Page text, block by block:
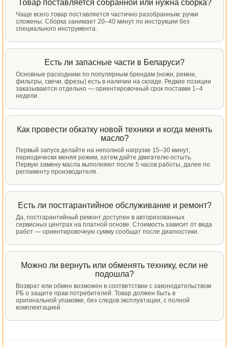
Товар поставляется собранной или нужна сборка?
Чаще всего товар поставляется частично разобранным: ручки
сложены. Сборка занимает 20–40 минут по инструкции без
специального инструмента.
Есть ли запасные части в Беларуси?
Основные расходники по популярным брендам (ножи, ремни,
фильтры, свечи, фрезы) есть в наличии на складе. Редкие позиции
заказываются отдельно — ориентировочный срок поставки 1–4
недели.
Как провести обкатку новой техники и когда менять
масло?
Первый запуск делайте на неполной нагрузке 15–30 минут,
периодически меняя режим, затем дайте двигателю остыть.
Первую замену масла выполняют после 5 часов работы, далее по
регламенту производителя.
Есть ли постгарантийное обслуживание и ремонт?
Да, постгарантийный ремонт доступен в авторизованных
сервисных центрах на платной основе. Стоимость зависит от вида
работ — ориентировочную сумму сообщат после диагностики.
Можно ли вернуть или обменять технику, если не
подошла?
Возврат или обмен возможен в соответствии с законодательством
РБ о защите прав потребителей. Товар должен быть в
оригинальной упаковке, без следов эксплуатации, с полной
комплектацией.